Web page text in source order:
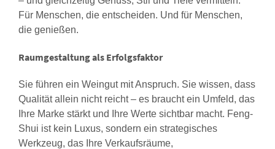
Für Menschen, die entscheiden. Und für Menschen,
die genießen.
Raumgestaltung als Erfolgsfaktor
Sie führen ein Weingut mit Anspruch. Sie wissen, dass
Qualität allein nicht reicht – es braucht ein Umfeld, das
Ihre Marke stärkt und Ihre Werte sichtbar macht. Feng-
Shui ist kein Luxus, sondern ein strategisches
Werkzeug, das Ihre Verkaufsräume,